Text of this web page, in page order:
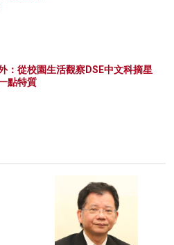
：從校園生活觀察DSE中文科摘星
點特質